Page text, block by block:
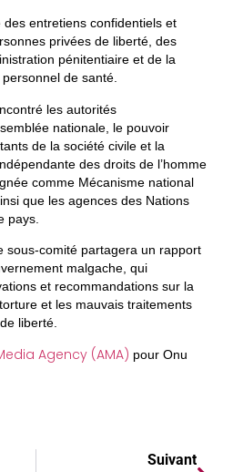
entretiens confidentiels et
privées de liberté, des
pénitentiaire et de la
personnel de santé.
les autorités
nationale, le pouvoir
de la société civile et la
des droits de l’homme
comme Mécanisme national
que les agences des Nations
pays.
sous-comité partagera un rapport
malgache, qui
et recommandations sur la
et les mauvais traitements
liberté.
Agency (AMA) pour Onu
Suivant